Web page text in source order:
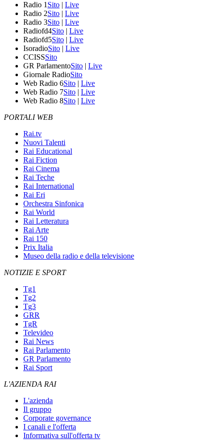
Radio 1 Sito | Live
Radio 2Sito | Live
Radio 3Sito | Live
Radiofd4Sito | Live
Radiofd5Sito | Live
IsoradioSito | Live
CCISSSito
GR ParlamentoSito | Live
Giornale RadioSito
Web Radio 6Sito | Live
Web Radio 7Sito | Live
Web Radio 8Sito | Live
PORTALI WEB
Rai.tv
Nuovi Talenti
Rai Educational
Rai Fiction
Rai Cinema
Rai Teche
Rai International
Rai Eri
Orchestra Sinfonica
Rai World
Rai Letteratura
Rai Arte
Rai 150
Prix Italia
Museo della radio e della televisione
NOTIZIE E SPORT
Tg1
Tg2
Tg3
GRR
TgR
Televideo
Rai News
Rai Parlamento
GR Parlamento
Rai Sport
L'AZIENDA RAI
L'azienda
Il gruppo
Corporate governance
I canali e l'offerta
Informativa sull'offerta tv